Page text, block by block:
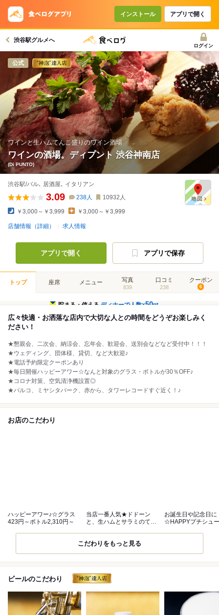
インストール アプリで開く
渋谷駅グルメへ
ログイン
公式
ワインと生ハムてんこ盛りのワイン酒場
ワインの酒場。ディプント 渋谷神南店
(Di PUNTO)
渋谷駅/バル､ 居酒屋､ イタリアン
3.09 238人 10932 人
￥3,000～￥3,999 ￥3,000～￥3,999
店舗情報（詳細） 求人情報
アプリで開く アプリで保存
トップ 座席 メニュー 写真
839
口コミ
238
クーポン
6
貯まる・使えるディナーで人数×50pt
広々快適・お洒落な店内で大切な人との時間をどうぞお楽しみく
ださい！
★懇親会、二次会、納涼会、忘年会、歓迎会、送別会などなど受付中！！！
★ウェディング、団体様、貸切、など大歓迎♪
★電話予約限定クーポンあり
★毎日開催ハッピーアワー☆なんと対象のグラス・ボトルが30％OFF♪
★コロナ対策、空気清浄機設置◎
★パルコ、ミヤシタパーク、赤から、タワーレコードすぐ近く！♪
お店のこだわり
ハッピーアワー♪☆グラス
423円～ボトル2,310円～
当店一番人気★ドドーン
と、生ハムとサラミのてん
お誕生日や記念日
☆HAPPYプチシュ
こだわりをもっと見る
ビールのこだわり
コースで使えるクーポン
戻る
クーポンを利用せず予約する